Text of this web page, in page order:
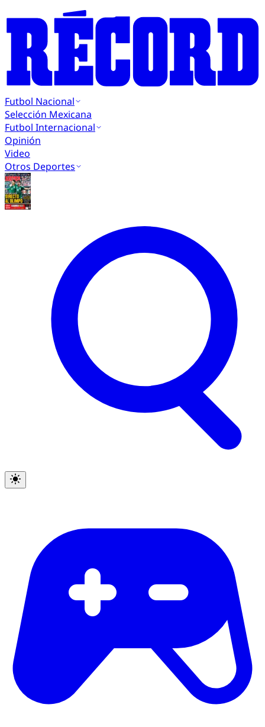
Futbol Nacional
Selección Mexicana
Futbol Internacional
Opinión
Video
Otros Deportes